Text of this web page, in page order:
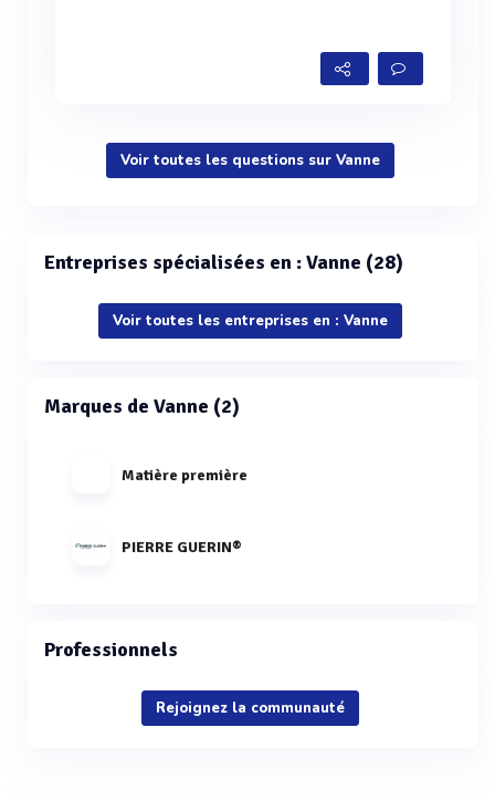
Voir toutes les questions sur Vanne
Entreprises spécialisées en : Vanne (28)
Voir toutes les entreprises en : Vanne
Marques de Vanne (2)
Matière première
PIERRE GUERIN®
Professionnels
Rejoignez la communauté